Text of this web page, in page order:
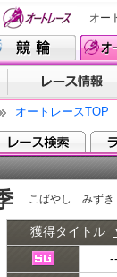
オー
オートレースTOP
こばやし みずき
獲得タイトル
--